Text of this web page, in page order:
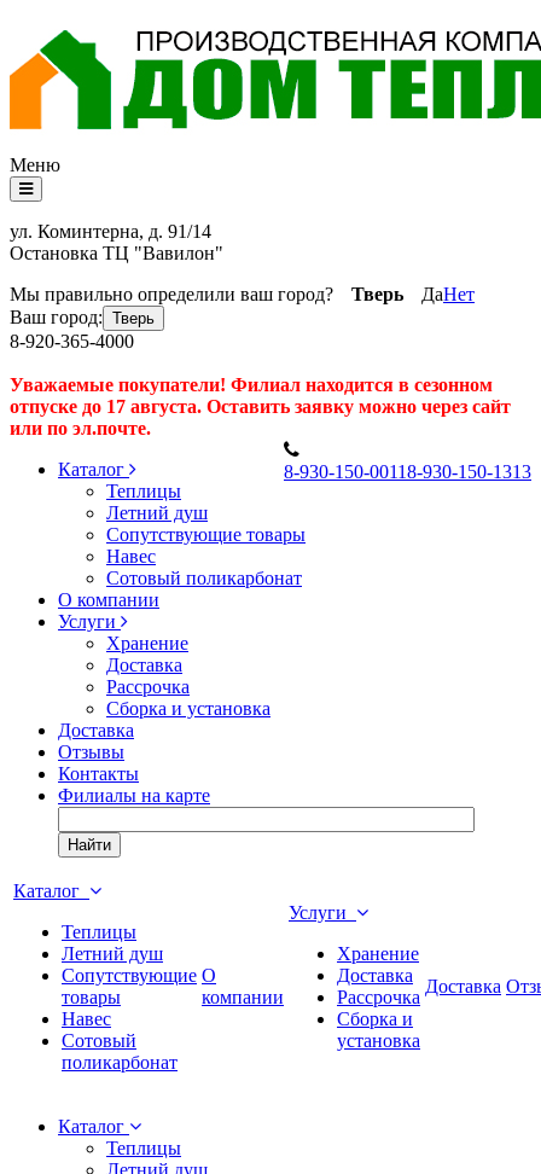
Меню
ул. Коминтерна, д. 91/14
Остановка ТЦ "Вавилон"
Мы правильно определили ваш город?
Тверь ДаНет
Ваш город: Тверь
8-920-365-4000
Уважаемые покупатели! Филиал находится в сезонном
отпуске до 17 августа. Оставить заявку можно через сайт
или по эл.почте.
8-930-150-00118-930-150-1313
Каталог
Теплицы
Летний душ
Сопутствующие товары
Навес
Сотовый поликарбонат
О компании
Услуги
Хранение
Доставка
Рассрочка
Сборка и установка
Доставка
Отзывы
Контакты
Филиалы на карте
Найти
Каталог
Теплицы
Летний душ
Сопутствующие
товары
Навес
Сотовый
поликарбонат
О
компании
Услуги
Хранение
Доставка
Рассрочка
Сборка и
установка
Доставка
Каталог
Теплицы
Летний душ